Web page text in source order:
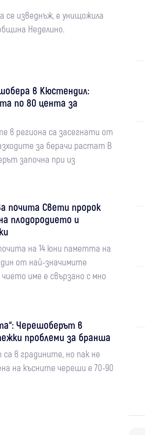
се изведнъж, е унищожила
Неделино.
в Кюстендил:
по 80 цента за
в региона са засегнати от
за берачи растат В
започна при из
почита Свети пророк
плодородието и
на 14 юни паметта на
от най-значимите
име е свързано с мно
Черешоберът в
проблеми за бранша
в градините, но пак не
на късните череши е 70-90